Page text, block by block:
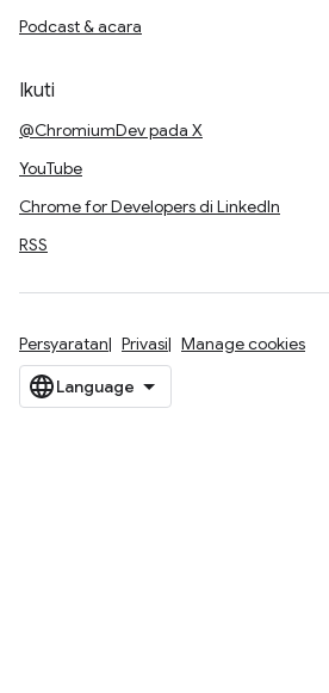
Podcast & acara
Ikuti
@ChromiumDev pada X
YouTube
Chrome for Developers di LinkedIn
RSS
Persyaratan Privasi Manage cookies